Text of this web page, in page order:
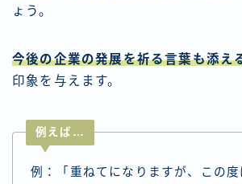
ょう。
今後の企業の発展を祈る言葉も添え
印象を与えます。
例えば…
例：「重ねてになりますが、この